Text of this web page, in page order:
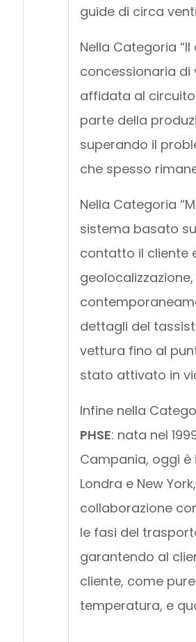
guide di circa
Nella Categoria
concessionaria di
affidata al
parte della
superando il
che spesso
Nella Categoria
sistema basato
contatto il cliente
dettagli del
vettura fino al
stato attivato in
Infine nella
PHSE: nata nel
Campania, oggi
Londra e New
collaborazione
le fasi del
garantendo al
cliente, come
temperatura, e